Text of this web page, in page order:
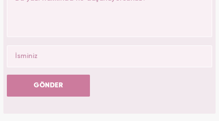
GÖNDER